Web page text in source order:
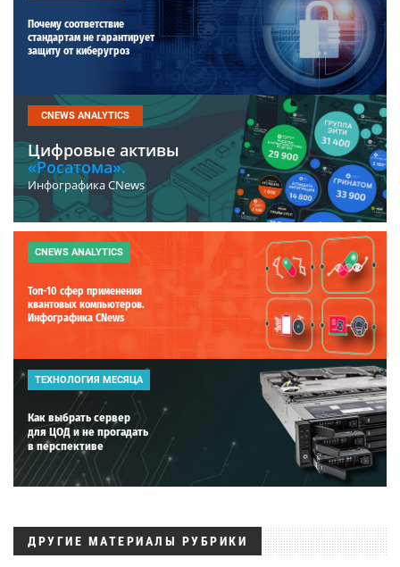
Почему соответствие
стандартам не гарантирует
защиту от киберугроз
CNEWS ANALYTICS
Цифровые активы
«Росатома».
Инфографика CNews
CNEWS ANALYTICS
Топ-10 сфер применения
квантовых компьютеров.
Инфографика CNews
ТЕХНОЛОГИЯ МЕСЯЦА
Как выбрать сервер
для ЦОД и не прогадать
в перспективе
ДРУГИЕ МАТЕРИАЛЫ РУБРИКИ